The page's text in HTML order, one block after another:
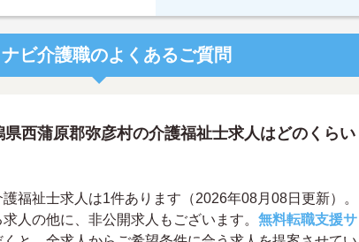
ビ介護職のよくあるご質問
西蒲原郡弥彦村の介護福祉士求人はどのくらい
福祉士求人は1件あります（2026年08月08日更新）。
人の他に、非公開求人もございます。 無料転職支援サ